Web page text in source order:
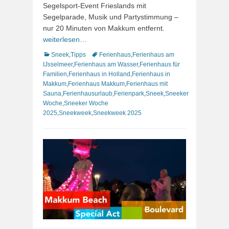
Segelsport-Event Frieslands mit
Segelparade, Musik und Partystimmung –
nur 20 Minuten von Makkum entfernt.
weiterlesen…
Kategorien
Sneek Tipps Schlagworte
Ferienhaus Ferienhaus am
IJsselmeer, Ferienhaus am Wasser, Ferienhaus für
Familien Ferienhaus in Holland Ferienhaus in
Makkum Ferienhaus Makkum Ferienhaus mit
Sauna Ferienhausurlaub Ferienpark Sneek Sneeker
Woche Sneeker Woche
2025 Sneekweek Sneekweek 2025